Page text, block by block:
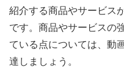
紹介する商品やサービス
です。商品やサービスの
ている点については、動
達しましょう。